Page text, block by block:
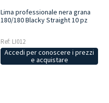
Lima professionale nera grana
180/180 Blacky Straight 10 pz
Ref: LI012
Accedi per conoscere i prezzi
e acquistare